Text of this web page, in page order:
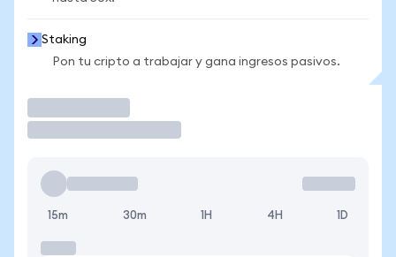
Staking
Pon tu cripto a trabajar y gana ingresos pasivos.
15m 30m 1H 4H 1D